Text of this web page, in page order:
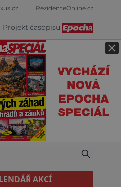
×
RezidenceOnline.cz
Projekt časopisu
KALENDÁŘ AKCÍ
AKCÍ